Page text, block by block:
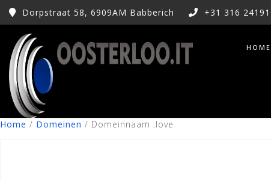
Dorpstraat 58, 6909AM Babberich +31 316
HOME
Home / Domeinen / Domeinnaam .love